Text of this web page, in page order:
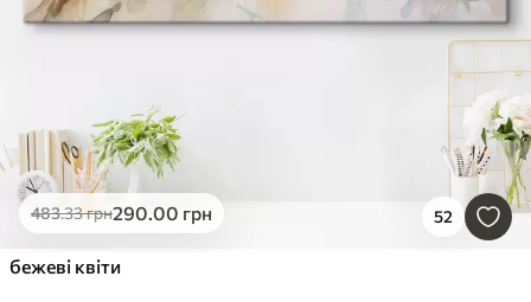
483.33грн290 .00 грн 52
бежеві квіти